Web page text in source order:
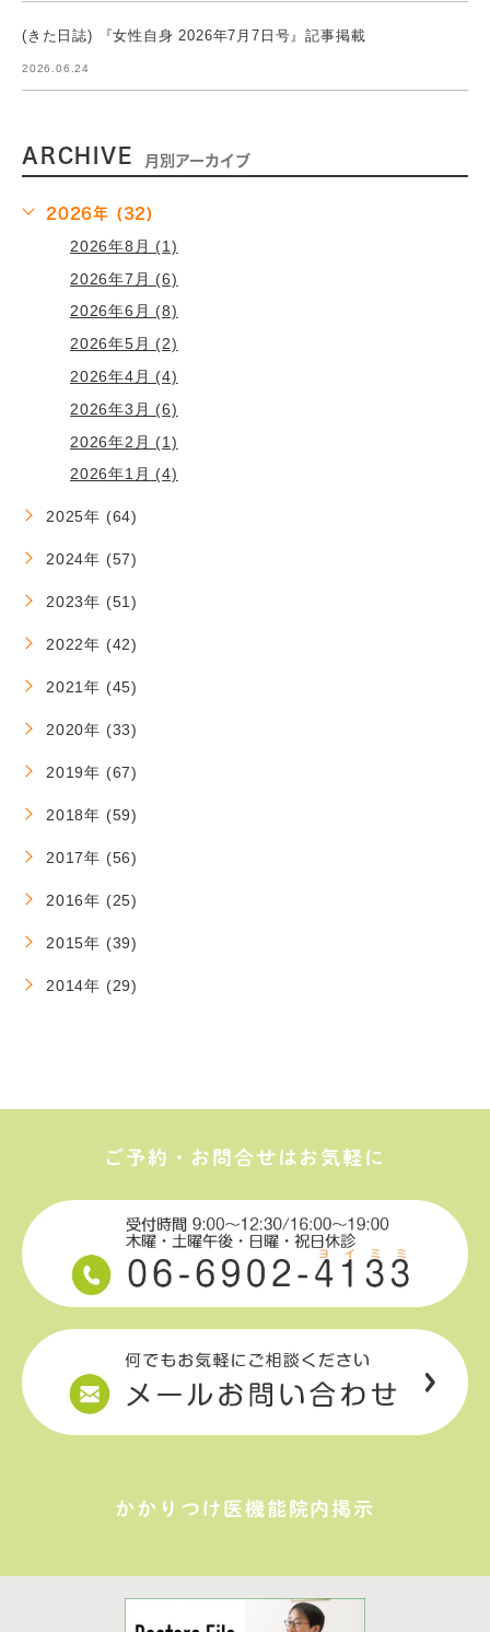
(きた日誌) 『女性自身 2026年7月7日号』記事掲載
2026.06.24
ARCHIVE 月別アーカイブ
2026年 (32)
2026年8月 (1)
2026年7月 (6)
2026年6月 (8)
2026年5月 (2)
2026年4月 (4)
2026年3月 (6)
2026年2月 (1)
2026年1月 (4)
2025年 (64)
2024年 (57)
2023年 (51)
2022年 (42)
2021年 (45)
2020年 (33)
2019年 (67)
2018年 (59)
2017年 (56)
2016年 (25)
2015年 (39)
2014年 (29)
ご予約・お問合せはお気軽に
かかりつけ医機能院内掲示